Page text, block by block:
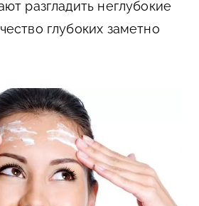
разгладить неглубокие
глубоких заметно